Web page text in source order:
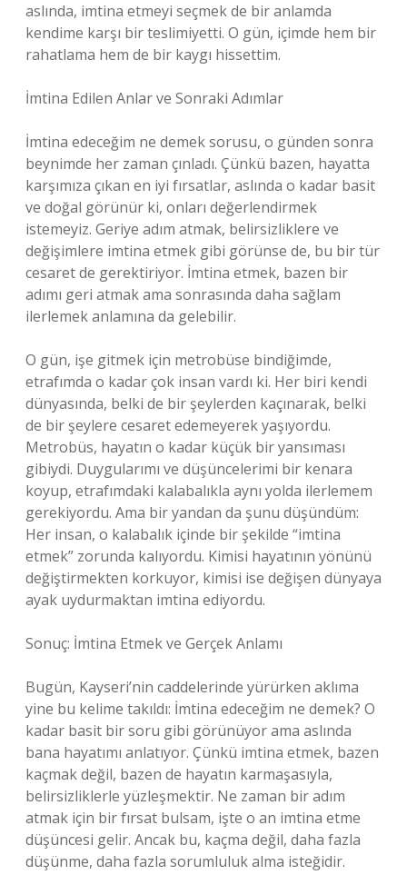
aslında, imtina etmeyi seçmek de bir anlamda
kendime karşı bir teslimiyetti. O gün, içimde hem bir
rahatlama hem de bir kaygı hissettim.
İmtina Edilen Anlar ve Sonraki Adımlar
İmtina edeceğim ne demek sorusu, o günden sonra
beynimde her zaman çınladı. Çünkü bazen, hayatta
karşımıza çıkan en iyi fırsatlar, aslında o kadar basit
ve doğal görünür ki, onları değerlendirmek
istemeyiz. Geriye adım atmak, belirsizliklere ve
değişimlere imtina etmek gibi görünse de, bu bir tür
cesaret de gerektiriyor. İmtina etmek, bazen bir
adımı geri atmak ama sonrasında daha sağlam
ilerlemek anlamına da gelebilir.
O gün, işe gitmek için metrobüse bindiğimde,
etrafımda o kadar çok insan vardı ki. Her biri kendi
dünyasında, belki de bir şeylerden kaçınarak, belki
de bir şeylere cesaret edemeyerek yaşıyordu.
Metrobüs, hayatın o kadar küçük bir yansıması
gibiydi. Duygularımı ve düşüncelerimi bir kenara
koyup, etrafımdaki kalabalıkla aynı yolda ilerlemem
gerekiyordu. Ama bir yandan da şunu düşündüm:
Her insan, o kalabalık içinde bir şekilde “imtina
etmek” zorunda kalıyordu. Kimisi hayatının yönünü
değiştirmekten korkuyor, kimisi ise değişen dünyaya
ayak uydurmaktan imtina ediyordu.
Sonuç: İmtina Etmek ve Gerçek Anlamı
Bugün, Kayseri’nin caddelerinde yürürken aklıma
yine bu kelime takıldı: İmtina edeceğim ne demek? O
kadar basit bir soru gibi görünüyor ama aslında
bana hayatımı anlatıyor. Çünkü imtina etmek, bazen
kaçmak değil, bazen de hayatın karmaşasıyla,
belirsizliklerle yüzleşmektir. Ne zaman bir adım
atmak için bir fırsat bulsam, işte o an imtina etme
düşüncesi gelir. Ancak bu, kaçma değil, daha fazla
düşünme, daha fazla sorumluluk alma isteğidir.